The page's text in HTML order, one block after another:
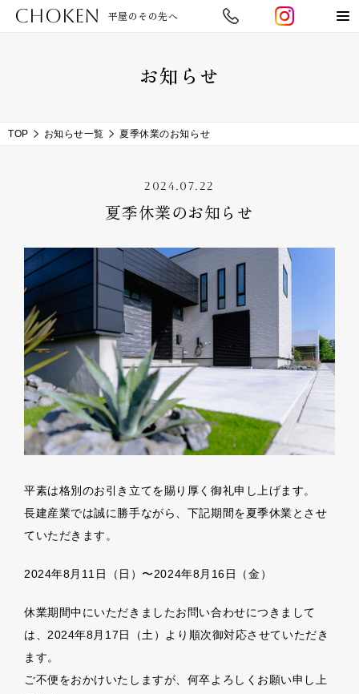
CHOKEN 平屋のその先へ
お知らせ
TOP お知らせ一覧 夏季休業のお知らせ
2024.07.22
夏季休業のお知らせ
平素は格別のお引き立てを賜り厚く御礼申し上げます。
長建産業では誠に勝手ながら、下記期間を夏季休業とさせ
ていただきます。
2024年8月11日（日）〜2024年8月16日（金）
休業期間中にいただきましたお問い合わせにつきまして
は、2024年8月17日（土）より順次御対応させていただき
ます。
ご不便をおかけいたしますが、何卒よろしくお願い申し上